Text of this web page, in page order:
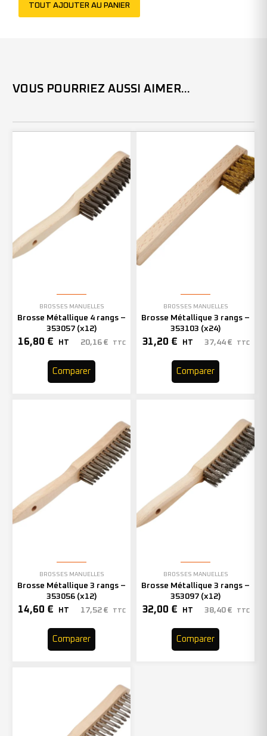
TOUT AJOUTER AU PANIER
VOUS POURRIEZ AUSSI AIMER...
BROSSES MANUELLES
Brosse Métallique 4 rangs –
353057 (x12)
16,80 € HT 20,16 € TTC
Comparer
BROSSES MANUELLES
Brosse Métallique 3 rangs –
353103 (x24)
31,20 € HT 37,44 € TTC
Comparer
BROSSES MANUELLES
Brosse Métallique 3 rangs –
353056 (x12)
14,60 € HT 17,52 € TTC
Comparer
BROSSES MANUELLES
Brosse Métallique 3 rangs –
353097 (x12)
32,00 € HT 38,40 € TTC
Comparer